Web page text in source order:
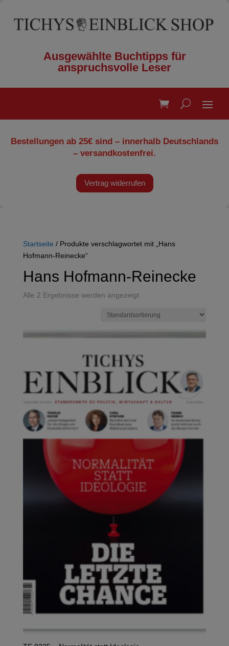
Ausgewählte Buchtipps für
anspruchsvolle Leser
Bestellungen ab 25€ sind – innerhalb Deutschlands
– versandkostenfrei.
Vertrag widerrufen
Startseite / Produkte verschlagwortet mit „Hans
Hofmann-Reinecke“
Hans Hofmann-Reinecke
Alle 2 Ergebnisse werden angezeigt